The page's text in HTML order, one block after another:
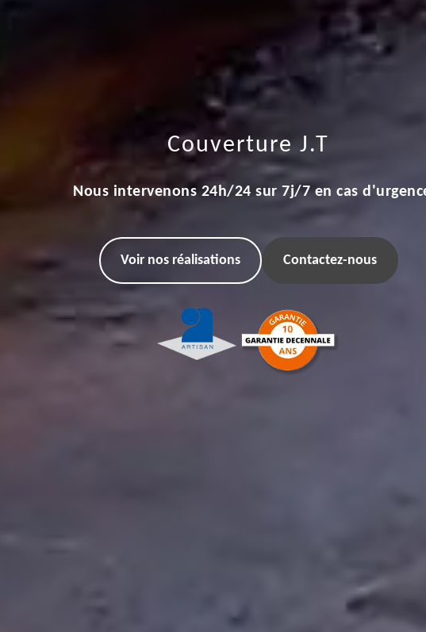
Couverture J.T
Nous intervenons 24h/24 sur 7j/7 en cas
Voir nos réalisations Contactez-nous